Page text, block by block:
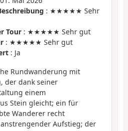
: ★★★★★ Sehr
Tour : ★★★★★ Sehr gut
: ★★★★★ Sehr gut
: Ja
Rundwanderung mit
der dank seiner
einem
Stein gleicht; ein für
Wanderer recht
Aufstieg; der